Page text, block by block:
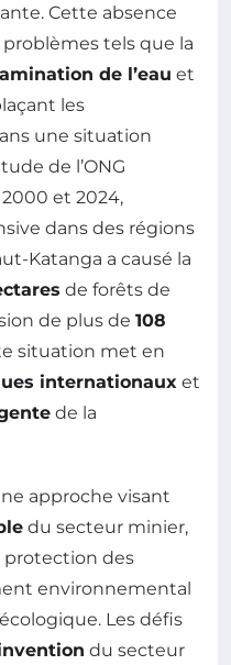
Cette absence
tels que la
de l’eau et
les
une situation
de l’ONG
et 2024,
dans des régions
Katanga a causé la
de forêts de
de plus de 108
situation met en
internationaux et
de la
approche visant
du secteur minier,
des
environnemental
Les défis
du secteur